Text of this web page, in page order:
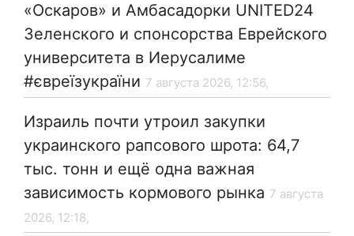
«Оскаров» и Амбасадорки UNITED24
Зеленского и спонсорства Еврейского
университета в Иерусалиме
#євреїзукраїни 7 августа 2026, 12:56,
Израиль почти утроил закупки
украинского рапсового шрота: 64,7
тыс. тонн и ещё одна важная
зависимость кормового рынка 7 августа
2026, 12:18,